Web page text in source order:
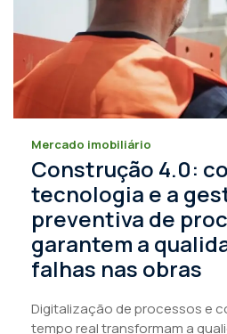
Mercado imobiliário
Construção 4.0:
tecnologia e a
preventiva de
garantem a
falhas nas obras
Digitalização de processos e
tempo real transformam a